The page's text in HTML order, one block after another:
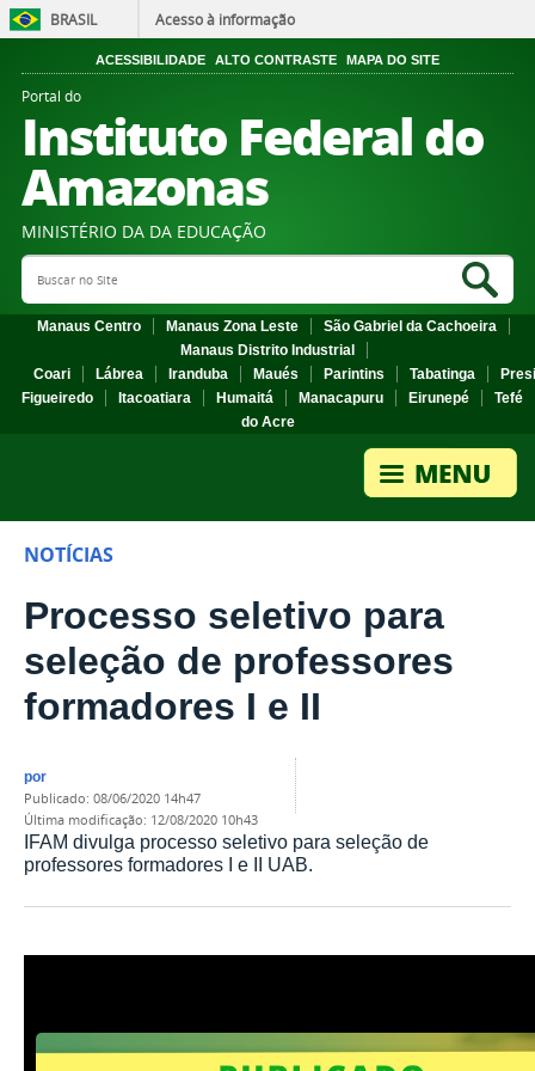
BRASIL Acesso à informação
ACESSIBILIDADE ALTO CONTRASTE MAPA DO SITE
Portal do
Instituto Federal do
Amazonas
MINISTÉRIO DA DA EDUCAÇÃO
Search Site
Manaus Centro Manaus Zona Leste
São Gabriel da Cachoeira
Manaus Distrito Industrial
Coari
Lábrea Iranduba Maués Parintins Tabatinga
Figueiredo
Itacoatiara Humaitá Manacapuru Eirunepé
Tefé
do Acre
NOTÍCIAS
Processo seletivo para
seleção de professores
formadores I e II
por
publicado: 08/06/2020 14h47
última modificação: 12/08/2020 10h43
IFAM divulga processo seletivo para seleção de
professores formadores I e II UAB.